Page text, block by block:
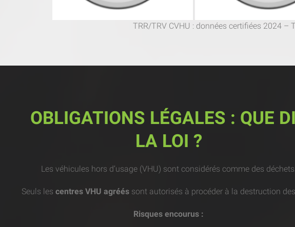
TRR/TRV CVHU : données certifiées 2024
OBLIGATIONS LÉGALES : QUE
LA LOI ?
Les véhicules hors d’usage (VHU) sont considérés comme des déchets.
Seuls les centres VHU agrééssont autorisés à procéder à la destruction des
Risques encourus :